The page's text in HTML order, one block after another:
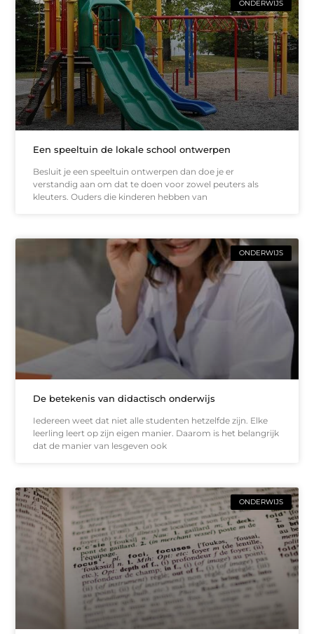
ONDERWIJS
Een speeltuin de lokale school ontwerpen
Besluit je een speeltuin ontwerpen dan doe je er
verstandig aan om dat te doen voor zowel peuters als
kleuters. Ouders die kinderen hebben van
ONDERWIJS
De betekenis van didactisch onderwijs
Iedereen weet dat niet alle studenten hetzelfde zijn. Elke
leerling leert op zijn eigen manier. Daarom is het belangrijk
dat de manier van lesgeven ook
ONDERWIJS